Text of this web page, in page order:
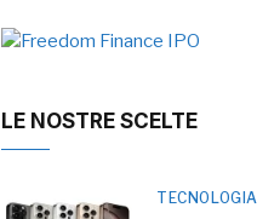
LE NOSTRE SCELTE
TECNOLOGIA